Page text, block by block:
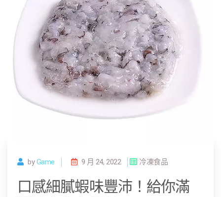
byGame 9 月 24, 2022 冷凍食品
口感細膩蝦味豐沛！給你滿